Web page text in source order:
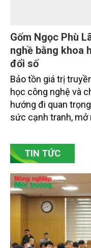
Gốm Ngọc Phù
nghề bằng khoa
đổi số
Bảo tồn giá trị
học công nghệ và
hướng đi quan
sức cạnh tranh, mở
Bắc Ninh, nhiều
chủ động đổi mới tư
TIN TỨC